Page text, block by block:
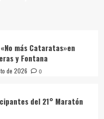
más Cataratas»en
y Fontana
de 2026 0
del 21° Maratón